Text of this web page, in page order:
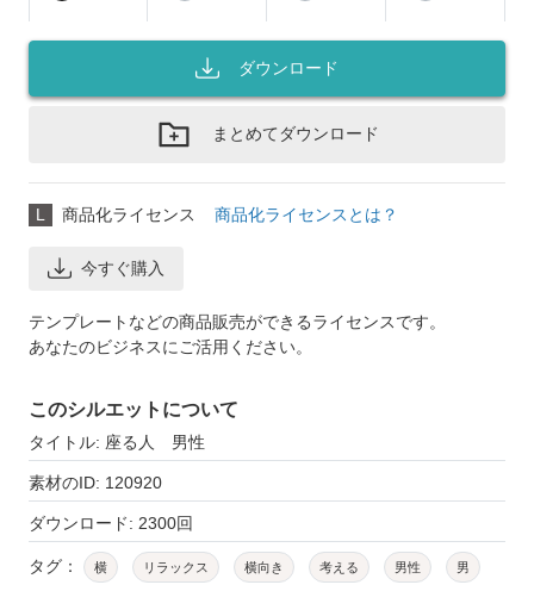
ダウンロード
まとめてダウンロード
L 商品化ライセンス 商品化ライセンスとは？
今すぐ購入
テンプレートなどの商品販売ができるライセンスです。
あなたのビジネスにご活用ください。
このシルエットについて
タイトル: 座る人 男性
素材のID: 120920
ダウンロード: 2300回
タグ： 横 リラックス 横向き 考える 男性 男